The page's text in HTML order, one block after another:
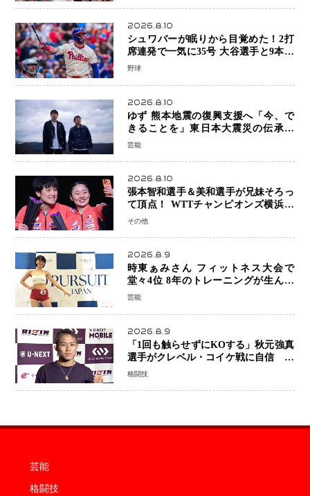
2026.8.10
シュワバーが眠りから目覚めた！2打
席連発で一気に35号 大谷選手と9本差
に 本塁打王争いで単独トップ浮上
野球
2026.8.10
ゆず 熊本地震の復興支援へ「今、で
きることを」東日本大震災の伝承歌
「幾重」ライブ音源を配信、収益を全
芸能
2026.8.10
張本智和選手＆美和選手が兄妹そろっ
て頂点！ WTTチャンピオンズ横浜で
史上初の快挙 2人で約1264万円の優
その他
2026.8.9
時東ぁみさん フィットネス大会で
堂々4位 8年のトレーニングが生んだ
健康美「4位になってホッとしていま
芸能
2026.8.9
「1回も触らせずにKOする」秋元強真
選手がクレベル・コイケ戦に自信 青
木真也と2カ月の寝技対策「引き込ま
格闘技
芸能
格闘技